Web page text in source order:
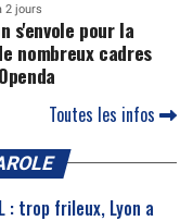
2 jours
s'envole pour la
nombreux cadres
Toutes les infos
: trop frileux, Lyon a